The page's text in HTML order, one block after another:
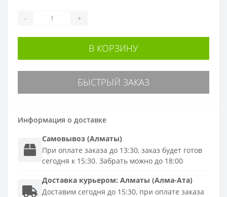
- +
В КОРЗИНУ
БЫСТРЫЙ ЗАКАЗ
Информация о доставке
Самовывоз (Алматы)
При оплате заказа до 13:30, заказ будет готов
сегодня к 15:30. Забрать можно до 18:00
Доставка курьером: Алматы (Алма-Ата)
Доставим сегодня до 15:30, при оплате заказа